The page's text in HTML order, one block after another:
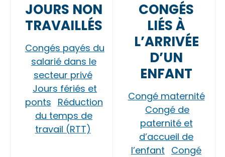
JOURS NON
TRAVAILLÉS
Congés payés du
salarié dans le
secteur privé
Jours fériés et
ponts Réduction
du temps de
travail (RTT)
CONGÉS
LIÉS À
L’ARRIVÉE
D’UN
ENFANT
Congé maternité
Congé de
paternité et
d’accueil de
l’enfant Congé